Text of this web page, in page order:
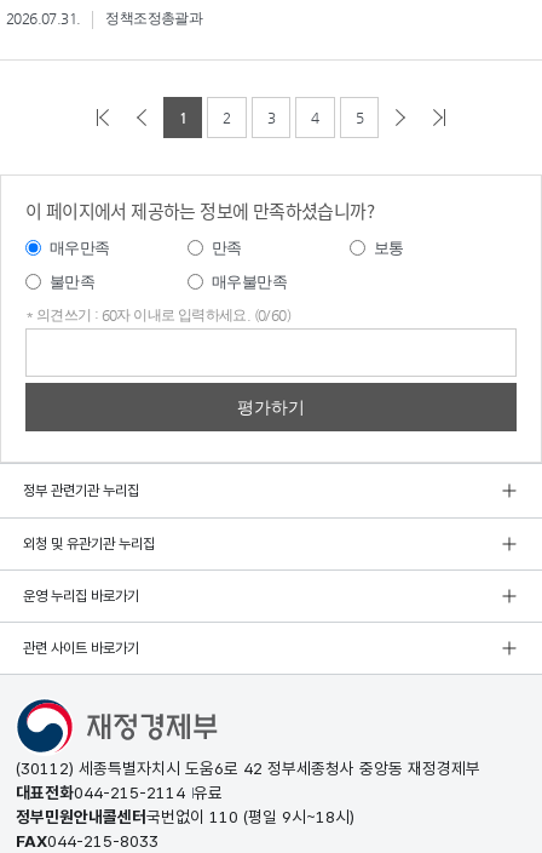
2026.07.31. 정책조정총괄과
1 2 3 4 5
이 페이지에서 제공하는 정보에 만족하셨습니까?
매우만족 만족
보통
불만족
매우불만족
* 의견쓰기 : 60자 이내로 입력하세요. (0/60)
정부 관련기관 누리집
외청 및 유관기관 누리집
운영 누리집 바로가기
관련 사이트 바로가기
(30112) 세종특별자치시 도움6로 42 정부세종청사 중앙동 재정경제부
대표전화044-215-2114 유료
정부민원안내콜센터국번없이 110 (평일 9시~18시)
FAX044-215-8033